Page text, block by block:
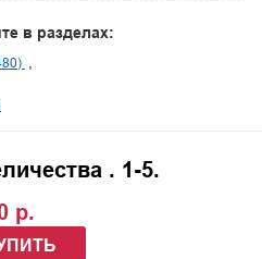
в разделах:
. 1-5.
р.